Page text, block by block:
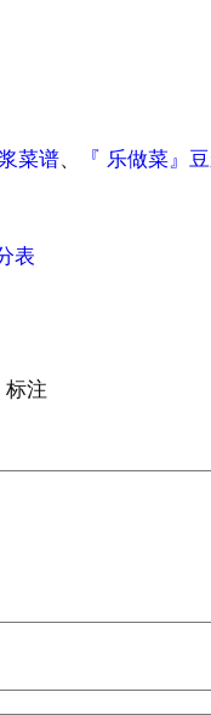
菜谱、 『 乐做菜』
表
标注